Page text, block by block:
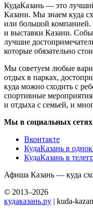
КудаКазань — это
Казани. Мы знаем куда
или большой компанией.
и выставки Казани.
лучшие
которые обязательно
Мы советуем любые
отдых в парках,
куда можно сходить с
спортивные
и отдыха с семьей, и
Мы в социальных сетях
Вконтакте
КудаКазань в
КудаКазань в
Афиша Казань — куда
© 2013–2026
кудаказань.ру | kuda-